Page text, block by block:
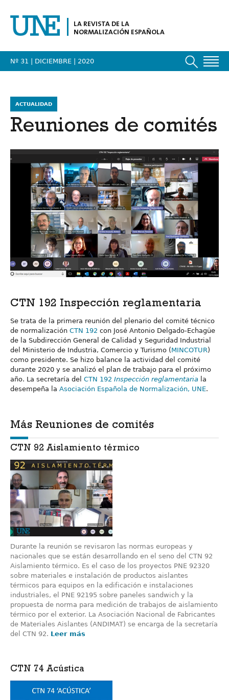
LA REVISTA DE LA
NORMALIZACIÓN ESPAÑOLA
Nº 31 | DICIEMBRE | 2020
ACTUALIDAD
Reuniones de comités
CTN 192 Inspección reglamentaria
Se trata de la primera reunión del plenario del comité técnico
de normalización CTN 192 con José Antonio Delgado-Echagüe
de la Subdirección General de Calidad y Seguridad Industrial
del Ministerio de Industria, Comercio y Turismo (MINCOTUR)
como presidente. Se hizo balance la actividad del comité
durante 2020 y se analizó el plan de trabajo para el próximo
año. La secretaría del CTN 192 Inspección reglamentaria la
desempeña la Asociación Española de Normalización, UNE.
Más Reuniones de comités
CTN 92 Aislamiento térmico
Durante la reunión se revisaron las normas europeas y
nacionales que se están desarrollando en el seno del CTN 92
Aislamiento térmico. Es el caso de los proyectos PNE 92320
sobre materiales e instalación de productos aislantes
térmicos para equipos en la edificación e instalaciones
industriales, el PNE 92195 sobre paneles sandwich y la
propuesta de norma para medición de trabajos de aislamiento
térmico por el exterior. La Asociación Nacional de Fabricantes
de Materiales Aislantes (ANDIMAT) se encarga de la secretaría
del CTN 92. Leer más
CTN 74 Acústica